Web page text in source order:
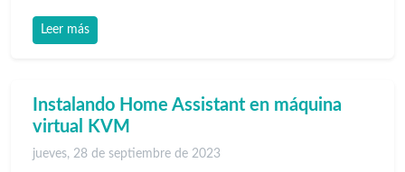
Leer más
Instalando Home Assistant en máquina
virtual KVM
jueves, 28 de septiembre de 2023